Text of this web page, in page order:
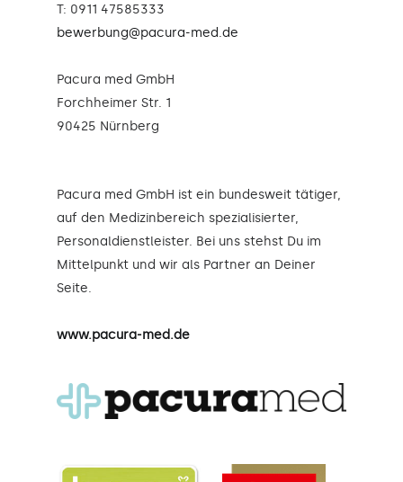
T: 0911 47585333
bewerbung@pacura-med.de
Pacura med GmbH
Forchheimer Str. 1
90425 Nürnberg
Pacura med GmbH ist ein bundesweit tätiger,
auf den Medizinbereich spezialisierter,
Personaldienstleister. Bei uns stehst Du im
Mittelpunkt und wir als Partner an Deiner
Seite.
www.pacura-med.de